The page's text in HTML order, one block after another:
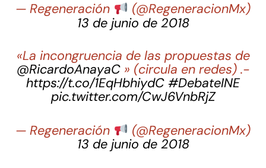
— Regeneración
󠁲 (@RegeneracionMx)
13 de junio de 2018
«La incongruencia de las propuestas de
@RicardoAnayaC » (circula en redes) .-
https://t.co/1EqHbhiydC #DebateINE
pic.twitter.com/CwJ6VnbRjZ
— Regeneración
󠁲 (@RegeneracionMx)
13 de junio de 2018